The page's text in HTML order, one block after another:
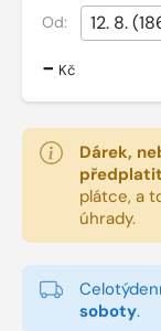
Od:
- Kč
Dárek,
plátce, a
úhrady.
soboty.